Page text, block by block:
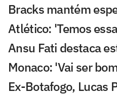
Bracks mantém
Atlético: 'Temos
Ansu Fati destaca
Monaco: 'Vai ser
Ex-Botafogo, Lucas